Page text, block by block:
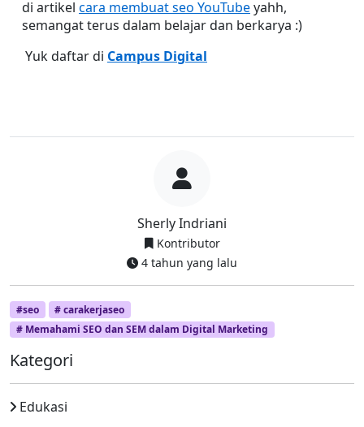
Sherly Indriani
Kontributor
4 tahun yang lalu
#seo
# carakerjaseo
# Memahami SEO dan SEM dalam Digital Marketing
di artikel cara membuat seo YouTube yahh,
semangat terus dalam belajar dan berkarya :)
Yuk daftar di Campus Digital
Kategori
Edukasi